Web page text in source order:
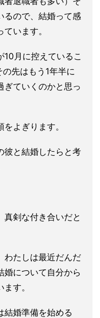
るので、結婚って感
います。
10月に控えているこ
の先はもう1年半に
ぎていくのかと思っ
をよ ぎります。
彼と結婚したらと考
真剣な付き合いだと
わたしは最近だんだ
婚について自分から
す。
結婚準備を始める